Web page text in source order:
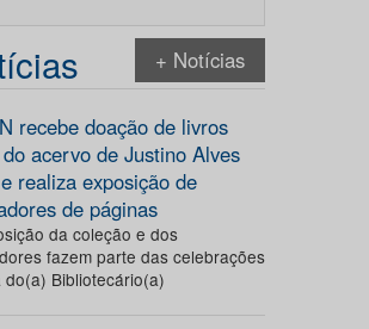
+ Notícias
recebe doação de livros
acervo de Justino Alves
realiza exposição de
de páginas
da coleção e dos
fazem parte das celebrações
do(a) Bibliotecário(a)